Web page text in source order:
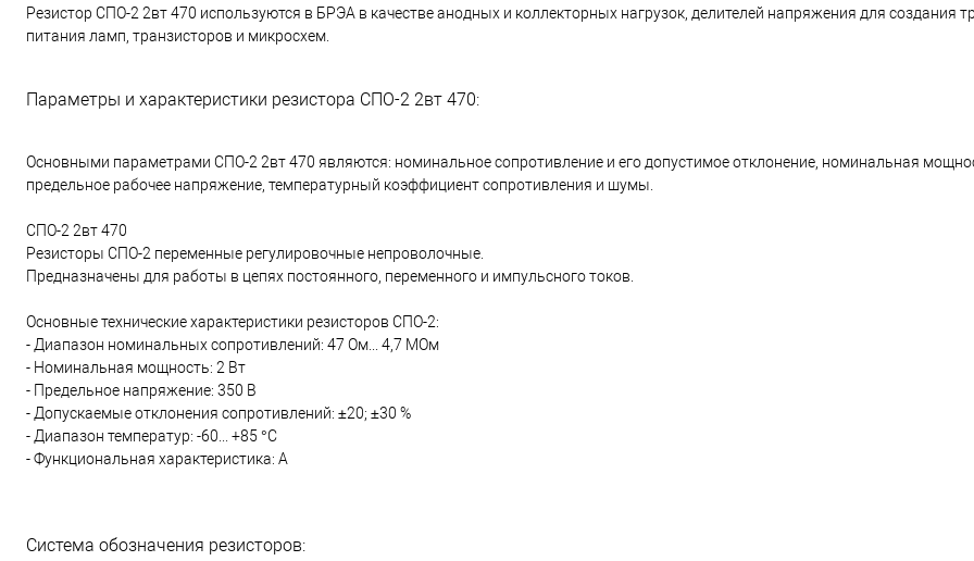
Резистор СПО-2 2вт 470 используются в БРЭА в качестве анодных и коллекторных нагрузок, делителей напряжения для создания
питания ламп, транзисторов и микросхем.
Параметры и характеристики резистора СПО-2 2вт 470:
Основными параметрами СПО-2 2вт 470 являются: номинальное сопротивление и его допустимое отклонение, номинальная
предельное рабочее напряжение, температурный коэффициент сопротивления и шумы.
СПО-2 2вт 470
Резисторы СПО-2 переменные регулировочные непроволочные.
Предназначены для работы в цепях постоянного, переменного и импульсного токов.
Основные технические характеристики резисторов СПО-2:
- Диапазон номинальных сопротивлений: 47 Ом... 4,7 МОм
- Номинальная мощность: 2 Вт
- Предельное напряжение: 350 В
- Допускаемые отклонения сопротивлений: ±20; ±30 %
- Диапазон температур: -60... +85 °С
- Функциональная характеристика: А
Система обозначения резисторов: